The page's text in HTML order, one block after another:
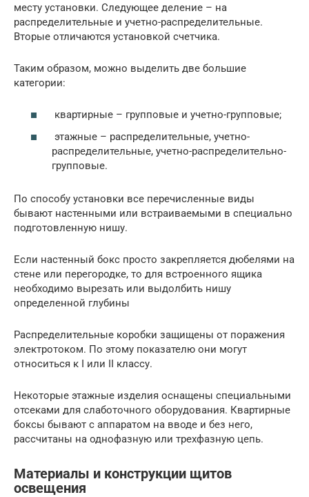
месту установки. Следующее деление – на
распределительные и учетно-распределительные.
Вторые отличаются установкой счетчика.
Таким образом, можно выделить две большие
категории:
квартирные – групповые и учетно-групповые;
этажные – распределительные, учетно-
распределительные, учетно-распределительно-
групповые.
По способу установки все перечисленные виды
бывают настенными или встраиваемыми в специально
подготовленную нишу.
Если настенный бокс просто закрепляется дюбелями на
стене или перегородке, то для встроенного ящика
необходимо вырезать или выдолбить нишу
определенной глубины
Распределительные коробки защищены от поражения
электротоком. По этому показателю они могут
относиться к I или II классу.
Некоторые этажные изделия оснащены специальными
отсеками для слаботочного оборудования. Квартирные
боксы бывают с аппаратом на вводе и без него,
рассчитаны на однофазную или трехфазную цепь.
Материалы и конструкции щитов
освещения